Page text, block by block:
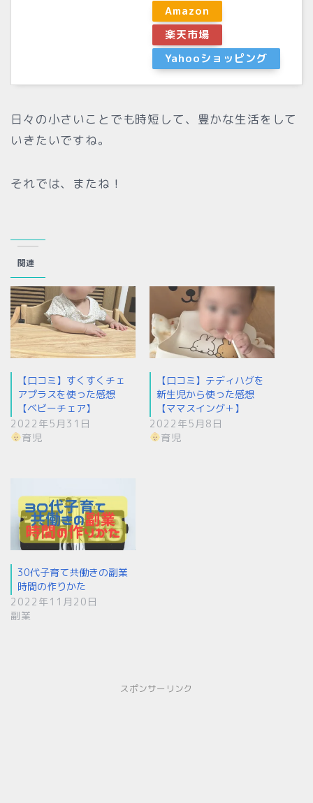
Amazon
楽天市場
Yahooショッピング
日々の小さいことでも時短して、豊かな生活をして
いきたいですね。
それでは、またね！
関連
【口コミ】すくすくチェ
アプラスを使った感想
【ベビーチェア】
2022年5月31日
育児
【口コミ】テディハグを
新生児から使った感想
【ママスイング＋】
2022年5月8日
育児
30代子育て共働きの副業
時間の作りかた
2022年11月20日
副業
スポンサーリンク